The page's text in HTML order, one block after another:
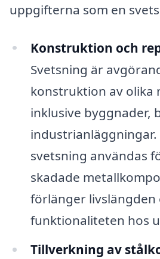
uppgifterna som en
Konstruktion och
Svetsning är
konstruktion av olika
inklusive byggnader,
industrianläggningar.
svetsning användas
skadade
förlänger livslängden
funktionaliteten hos
Tillverkning av